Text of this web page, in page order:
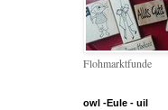
Flohmarktfunde
owl -Eule - uil